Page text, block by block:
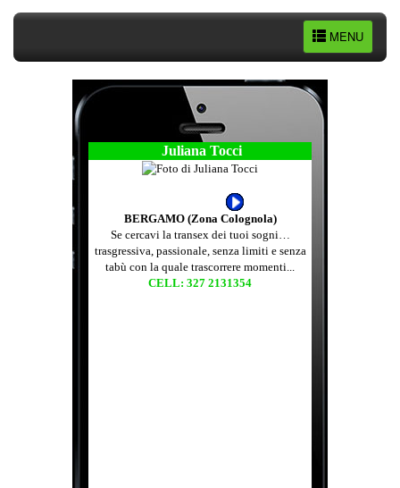
MENU
Juliana Tocci
BERGAMO (Zona Colognola)
Se cercavi la transex dei tuoi sogni…
trasgressiva, passionale, senza limiti e senza
tabù con la quale trascorrere momenti...
CELL: 327 2131354